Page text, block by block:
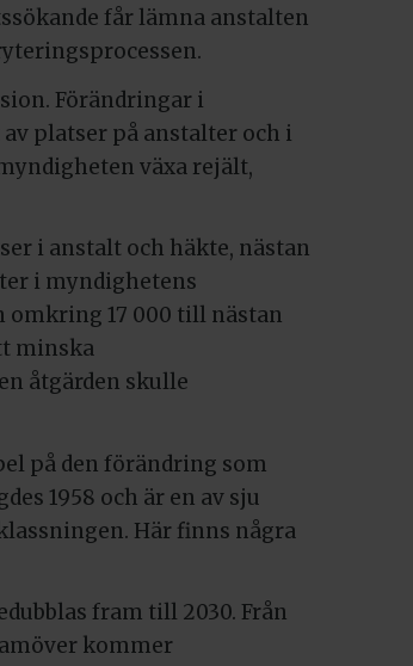
får lämna anstalten
Förändringar i
platser på anstalter och i
växa rejält,
i anstalt och häkte, nästan
i myndighetens
17 000 till nästan
minska
åtgärden skulle
på den förändring som
1958 och är en av sju
Här finns några
fram till 2030. Från
kommer